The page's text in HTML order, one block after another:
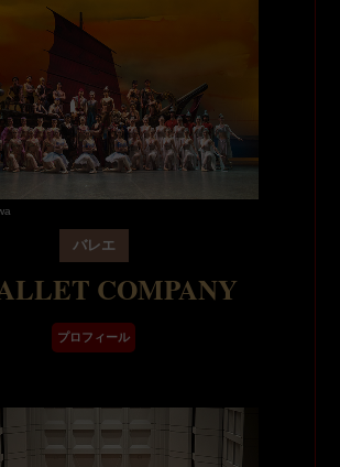
バレエ
COMPANY
プロフィール